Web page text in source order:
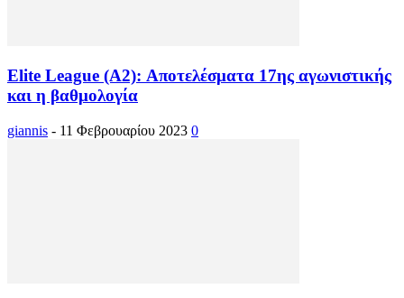
Elite League (Α2): Αποτελέσματα 17ης αγωνιστικής
και η βαθμολογία
giannis - 11 Φεβρουαρίου 2023 0